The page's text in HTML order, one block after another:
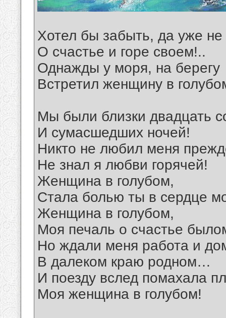
Хотел бы забыть, да уже не
О счастье и горе своем!..
Однажды у моря, на берегу
Встретил женщину в
Мы были близки двадцать
И сумасшедших ночей!
Никто не любил меня
Не знал я любви горячей!
Женщина в голубом,
Стала болью ты в сердце
Женщина в голубом,
Моя печаль о счастье
Но ждали меня работа и
В далеком краю родном…
И поезду вслед помахала
Моя женщина в голубом!